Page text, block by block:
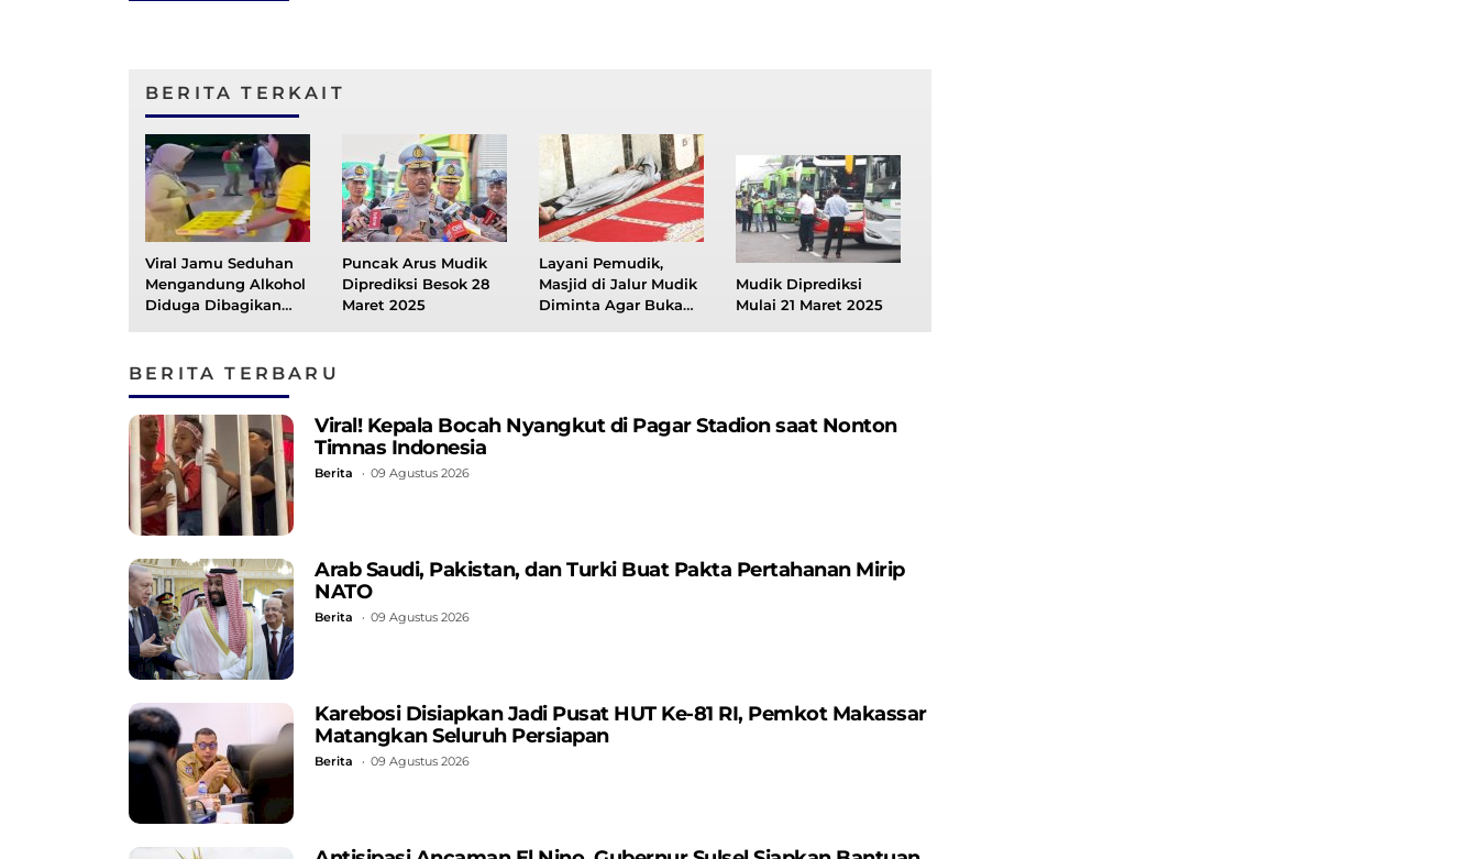
BERITA TERKAIT
Viral Jamu Seduhan
Mengandung Alkohol
Diduga Dibagikan
Puncak Arus Mudik
Diprediksi Besok 28
Maret 2025
Layani Pemudik,
Masjid di Jalur Mudik
Diminta Agar Buka
Mudik Diprediksi
Mulai 21 Maret 2025
BERITA TERBARU
Viral! Kepala Bocah Nyangkut di Pagar Stadion saat Nonton
Timnas Indonesia
Berita 09 Agustus 2026
Arab Saudi, Pakistan, dan Turki Buat Pakta Pertahanan Mirip
NATO
Berita 09 Agustus 2026
Karebosi Disiapkan Jadi Pusat HUT Ke-81 RI, Pemkot Makassar
Matangkan Seluruh Persiapan
Berita 09 Agustus 2026